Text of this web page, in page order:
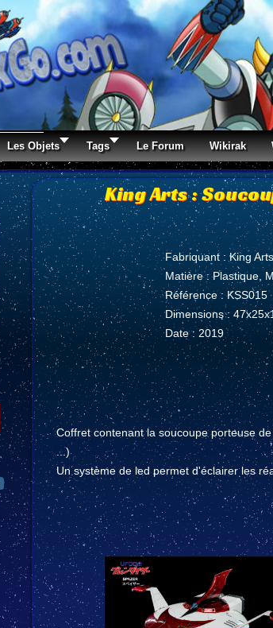
Les Objets Tags Le Forum Wikirak
King Arts :
Fabriquant : King Arts
Matière : Plastique,
Référence : KSS015
Dimensions :
Date : 2019
Coffret contenant la soucoupe porteuse
...)
Un système de led permet d'éclairer les